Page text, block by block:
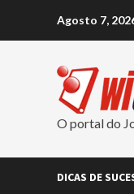
Agosto 7,
O portal do
DICAS DE